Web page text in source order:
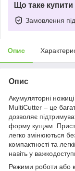
Що таке
Замовлення
Опис
Опис
Акумуляторні
MultiCutter – це
дозволяє
форму кущам.
легко змінюються
компактності та
навіть у
Режими роботи або